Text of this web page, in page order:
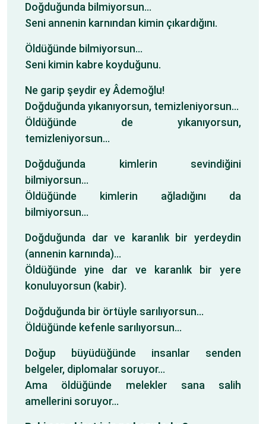
Doğduğunda bilmiyorsun…
Seni annenin karnından kimin çıkardığını.
Öldüğünde bilmiyorsun…
Seni kimin kabre koyduğunu.
Ne garip şeydir ey Âdemoğlu!
Doğduğunda yıkanıyorsun, temizleniyorsun…
Öldüğünde de yıkanıyorsun,
temizleniyorsun…
Doğduğunda kimlerin sevindiğini
bilmiyorsun…
Öldüğünde kimlerin ağladığını da
bilmiyorsun…
Doğduğunda dar ve karanlık bir yerdeydin
(annenin karnında)…
Öldüğünde yine dar ve karanlık bir yere
konuluyorsun (kabir).
Doğduğunda bir örtüyle sarılıyorsun…
Öldüğünde kefenle sarılıyorsun…
Doğup büyüdüğünde insanlar senden
belgeler, diplomalar soruyor…
Ama öldüğünde melekler sana salih
amellerini soruyor…